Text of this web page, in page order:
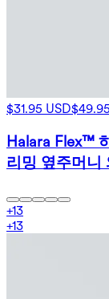
$31.95 USD
Halara Flex™
리밍 옆주머니
+13
+13